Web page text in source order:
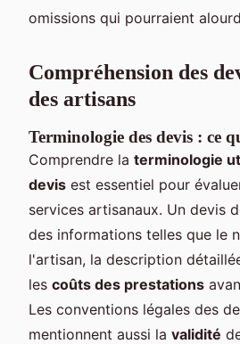
omissions qui pourraient
Compréhension des
des artisans
Terminologie des devis : ce
Comprendre la terminologie
devis est essentiel pour
services artisanaux. Un devis
des informations telles que le
l'artisan, la description
les coûts des prestations
Les conventions légales des
mentionnent aussi la validité